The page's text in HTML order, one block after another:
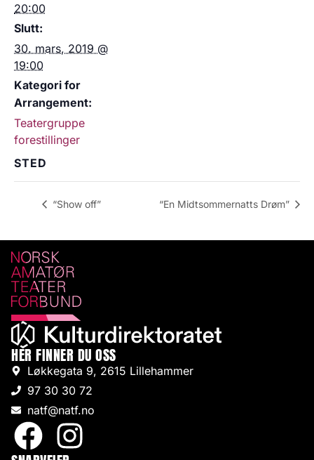
20:00
Slutt:
30. mars, 2019 @
19:00
Kategori for
Arrangement:
Teatergruppe
forestillinger
STED
“Show off” “En Midtsommernatts Drøm”
HER FINNER DU OSS
Løkkegata 9, 2615 Lillehammer
97 30 30 72
natf@natf.no